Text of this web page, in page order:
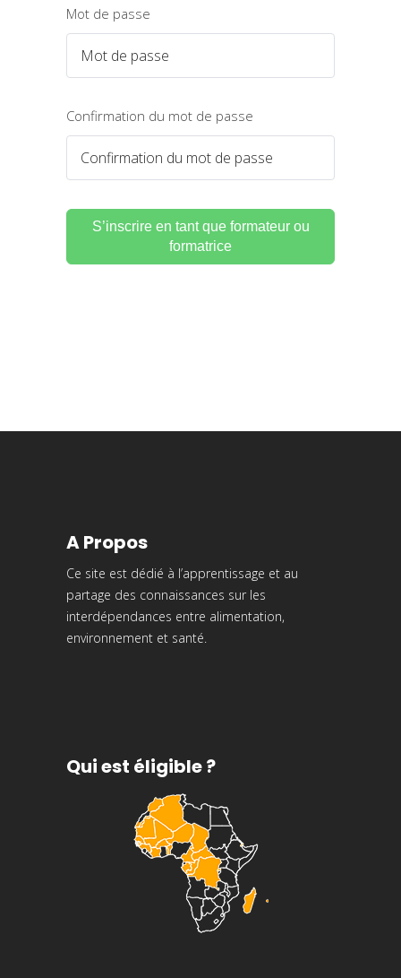
Mot de passe
Confirmation du mot de passe
S’inscrire en tant que formateur ou
formatrice
A Propos
Ce site est dédié à l’apprentissage et au
partage des connaissances sur les
interdépendances entre alimentation,
environnement et santé.
Qui est éligible ?